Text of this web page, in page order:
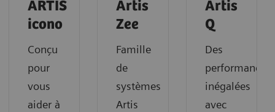
ARTIS
icono
Conçu
pour
vous
aider à
Artis
Zee
Famille
de
systèmes
Artis
Artis
Q
Des
performances
inégalées
avec